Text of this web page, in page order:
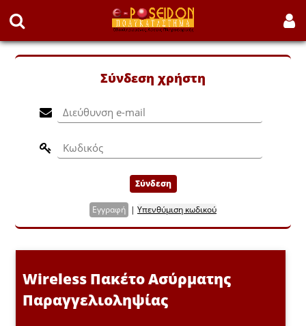
Σύνδεση χρήστη
Σύνδεση
Εγγραφή | Υπενθύμιση κωδικού
Wireless Πακέτο Ασύρματης
Παραγγελιοληψίας